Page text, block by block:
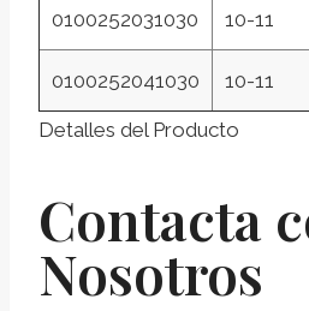
0100252031030 10-11
0100252041030 10-11
Detalles del Producto
Contacta
Nosotros